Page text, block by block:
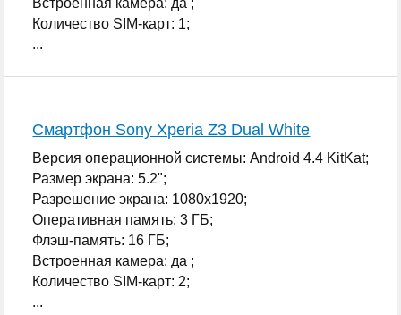
Количество SIM-карт: 1;
...
Смартфон Sony Xperia Z3 Dual White
Версия операционной системы: Android 4.4 KitKat;
Размер экрана: 5.2";
Разрешение экрана: 1080x1920;
Оперативная память: 3 ГБ;
Флэш-память: 16 ГБ;
Встроенная камера: да ;
Количество SIM-карт: 2;
...